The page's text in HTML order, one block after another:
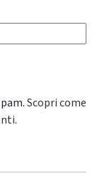
Scopri come
.